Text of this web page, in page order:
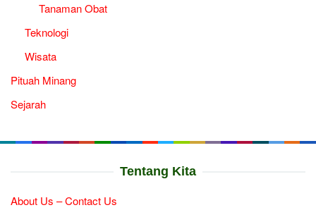
Tanaman Obat
Teknologi
Wisata
Pituah Minang
Sejarah
Tentang Kita
About Us – Contact Us